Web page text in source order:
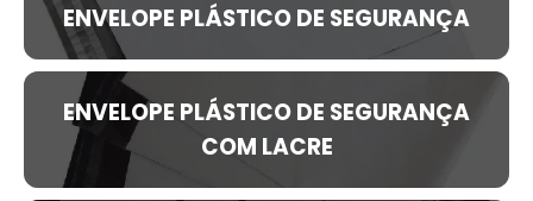
ENVELOPE PLÁSTICO DE SEGURANÇA
ENVELOPE PLÁSTICO DE SEGURANÇA
COM LACRE